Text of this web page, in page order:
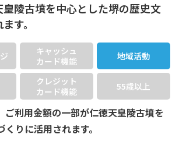
陵古墳を中心とした堺の歴史文
す。
キャッシュ
カード機能
地域活動
クレジット
カード機能
55歳以上
利用金額の一部が仁徳天皇陵古墳を
りに活用されます。